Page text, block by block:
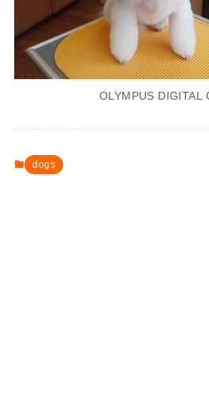
OLYMPUS DIGITAL
dogs